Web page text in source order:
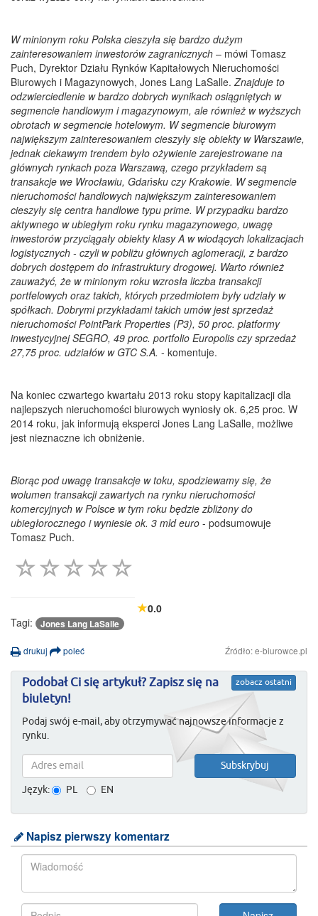
W minionym roku Polska cieszyła się bardzo dużym
zainteresowaniem inwestorów zagranicznych – mówi Tomasz
Puch, Dyrektor Działu Rynków Kapitałowych Nieruchomości
Biurowych i Magazynowych, Jones Lang LaSalle.Znajduje to
odzwierciedlenie w bardzo dobrych wynikach osiągniętych w
segmencie handlowym i magazynowym, ale również w wyższych
obrotach w segmencie hotelowym. W segmencie biurowym
największym zainteresowaniem cieszyły się obiekty w Warszawie,
jednak ciekawym trendem było ożywienie zarejestrowane na
głównych rynkach poza Warszawą, czego przykładem są
transakcje we Wrocławiu, Gdańsku czy Krakowie. W segmencie
nieruchomości handlowych największym zainteresowaniem
cieszyły się centra handlowe typu prime. W przypadku bardzo
aktywnego w ubiegłym roku rynku magazynowego, uwagę
inwestorów przyciągały obiekty klasy A w wiodących lokalizacjach
logistycznych - czyli w pobliżu głównych aglomeracji, z bardzo
dobrych dostępem do infrastruktury drogowej. Warto również
zauważyć, że w minionym roku wzrosła liczba transakcji
portfelowych oraz takich, których przedmiotem były udziały w
spółkach. Dobrymi przykładami takich umów jest sprzedaż
nieruchomości PointPark Properties (P3), 50 proc. platformy
inwestycyjnej SEGRO, 49 proc. portfolio Europolis czy sprzedaż
27,75 proc. udziałów w GTC S.A. - komentuje.
Na koniec czwartego kwartału 2013 roku stopy kapitalizacji dla
najlepszych nieruchomości biurowych wyniosły ok. 6,25 proc. W
2014 roku, jak informują eksperci Jones Lang LaSalle, możliwe
jest nieznaczne ich obniżenie.
Biorąc pod uwagę transakcje w toku, spodziewamy się, że
wolumen transakcji zawartych na rynku nieruchomości
komercyjnych w Polsce w tym roku będzie zbliżony do
ubiegłorocznego i wyniesie ok. 3 mld euro - podsumowuje
Tomasz Puch.
0.0
Tagi:
Jones Lang LaSalle
drukuj poleć Źródło: e-biurowce.pl
zobacz ostatni
Podobał Ci się artykuł? Zapisz się na
biuletyn!
Podaj swój e-mail, aby otrzymywać najnowsze informacje z
rynku.
Język: PL EN
Napisz pierwszy komentarz